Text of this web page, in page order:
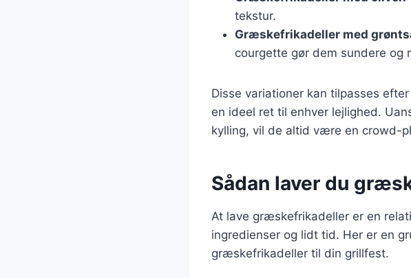
tekstur.
Græskefrikadeller med
courgette gør dem sundere og
Disse variationer kan tilpasses
en ideel ret til enhver lejlighed.
kylling, vil de altid være en crowd-
Sådan laver du
At lave græskefrikadeller er en
ingredienser og lidt tid. Her er en
græskefrikadeller til din grillfest.